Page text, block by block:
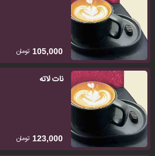
105,000 تومان
نات لاته
123,000 تومان